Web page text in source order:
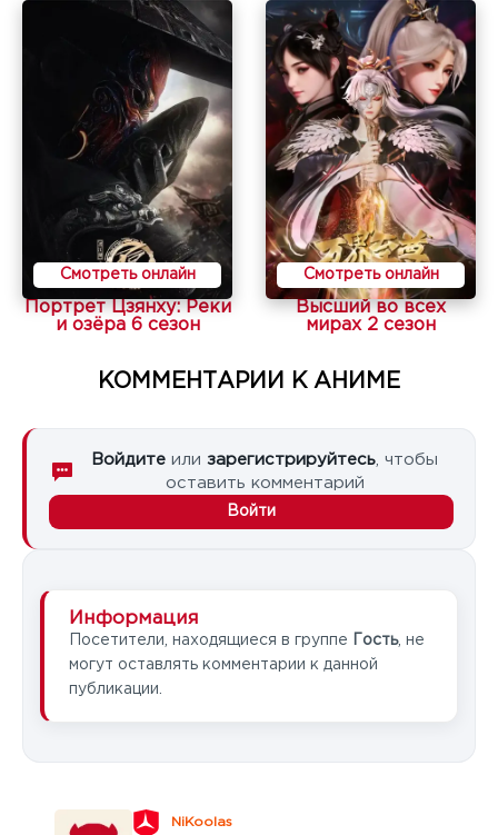
Смотреть онлайн
Портрет Цзянху: Реки
и озёра 6 сезон
Смотреть онлайн
Высший во всех
мирах 2 сезон
КОММЕНТАРИИ К АНИМЕ
Войдите или зарегистрируйтесь , чтобы
оставить комментарий
Войти
Информация
Посетители, находящиеся в группе Гость, не
могут оставлять комментарии к данной
публикации.
NiKoolas